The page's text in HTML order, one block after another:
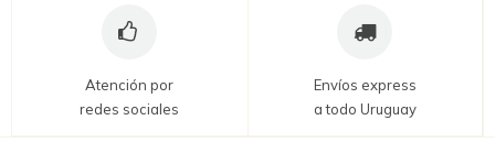
Atención por
redes sociales
Envíos express
a todo Uruguay